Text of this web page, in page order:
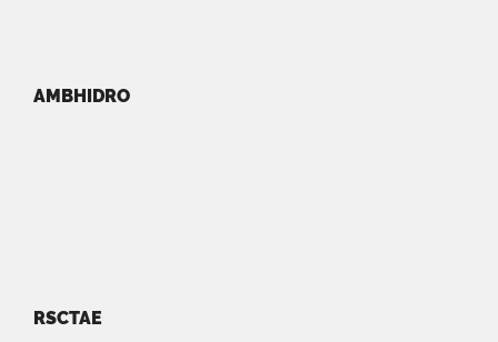
AMBHIDRO
RSCTAE